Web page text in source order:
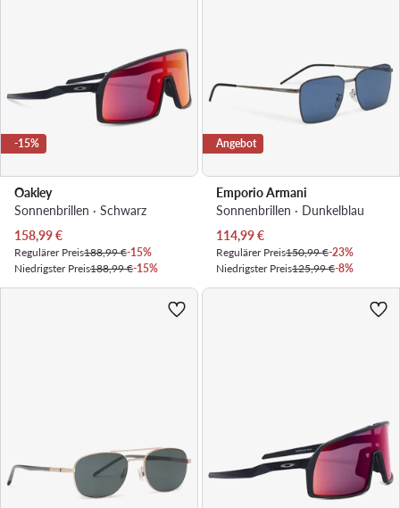
-15%
Oakley
Sonnenbrillen · Schwarz
Aktueller Preis
158,99€
Regulärer Preis188,99 €-15%
Niedrigster Preis188,99 €-15%
Angebot
Emporio Armani
Sonnenbrillen · Dunkelblau
Aktueller Preis
114,99€
Regulärer Preis150,99 €-23%
Niedrigster Preis125,99 €-8%